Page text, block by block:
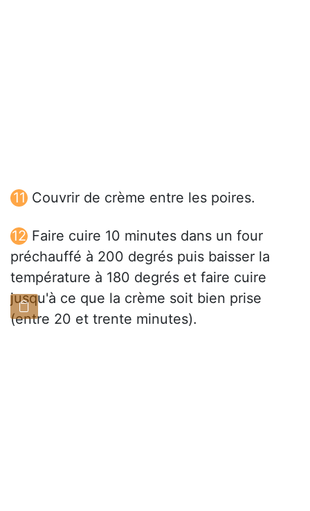
Couvrir de crème entre les poires.
Faire cuire 10 minutes dans un four
préchauffé à 200 degrés puis baisser la
température à 180 degrés et faire cuire
jusqu'à ce que la crème soit bien prise
(entre 20 et trente minutes).